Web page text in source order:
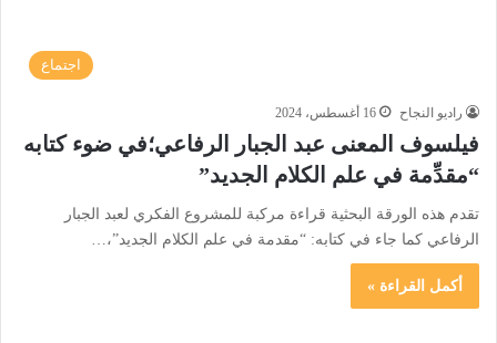
اجتماع
راديو النجاح 16 أغسطس، 2024
فيلسوف المعنى عبد الجبار الرفاعي؛في ضوء كتابه
“مقدِّمة في علم الكلام الجديد”
تقدم هذه الورقة البحثية قراءة مركبة للمشروع الفكري لعبد الجبار
الرفاعي كما جاء في كتابه: “مقدمة في علم الكلام الجديد”،…
أكمل القراءة »